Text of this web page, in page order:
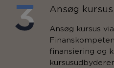
Ansøg kursus
Ansøg kursus via
finansiering og